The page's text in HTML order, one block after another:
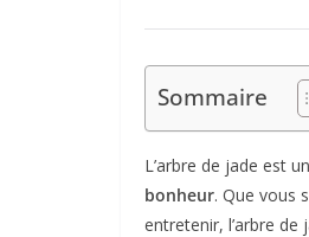
Sommaire
L’arbre de jade est
bonheur. Que vous
entretenir, l’arbre